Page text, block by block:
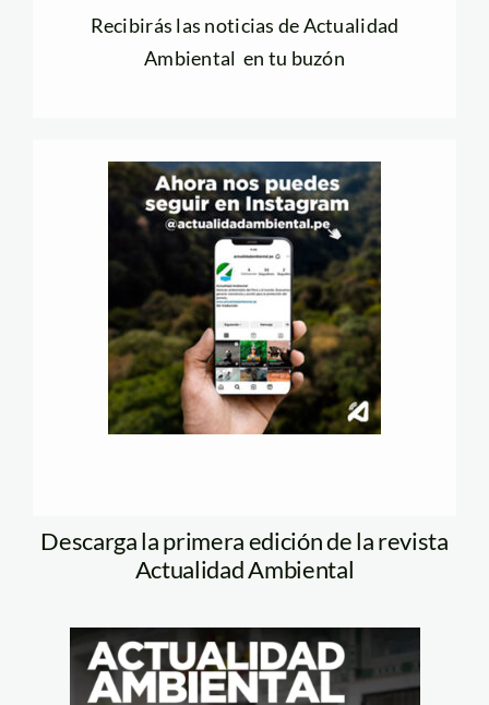
Recibirás las noticias de Actualidad
Ambiental en tu buzón
Descarga la primera edición de la revista
Actualidad Ambiental